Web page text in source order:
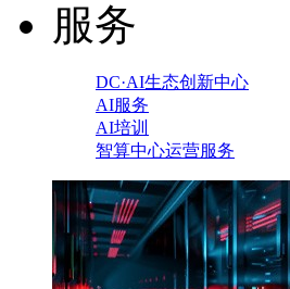
服务
DC·AI生态创新中心
AI服务
AI培训
智算中心运营服务